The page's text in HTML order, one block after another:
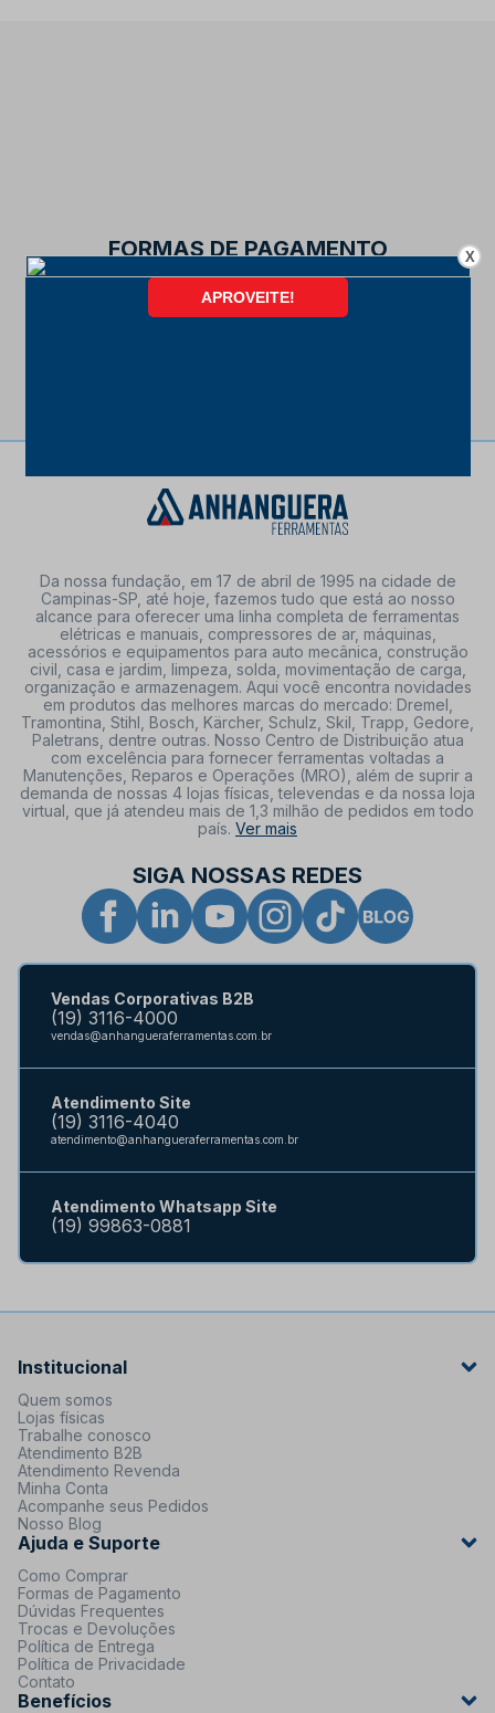
FORMAS DE PAGAMENTO
Da nossa fundação, em 17 de abril de 1995 na cidade de
Campinas-SP, até hoje, fazemos tudo que está ao nosso
alcance para oferecer uma linha completa de ferramentas
elétricas e manuais, compressores de ar, máquinas,
acessórios e equipamentos para auto mecânica, construção
civil, casa e jardim, limpeza, solda, movimentação de carga,
organização e armazenagem. Aqui você encontra novidades
em produtos das melhores marcas do mercado: Dremel,
Tramontina, Stihl, Bosch, Kärcher, Schulz, Skil, Trapp, Gedore,
Paletrans, dentre outras. Nosso Centro de Distribuição atua
com excelência para fornecer ferramentas voltadas a
Manutenções, Reparos e Operações (MRO), além de suprir a
demanda de nossas 4 lojas físicas, televendas e da nossa loja
virtual, que já atendeu mais de 1,3 milhão de pedidos em todo
país. Ver mais
SIGA NOSSAS REDES
Vendas Corporativas B2B
(19) 3116-4000
vendas@anhangueraferramentas.com.br
Atendimento Site
(19) 3116-4040
atendimento@anhangueraferramentas.com.br
Atendimento Whatsapp Site
(19) 99863-0881
Institucional
Quem somos
Lojas físicas
Trabalhe conosco
Atendimento B2B
Atendimento Revenda
Minha Conta
Acompanhe seus Pedidos
Nosso Blog
Ajuda e Suporte
Como Comprar
Formas de Pagamento
Dúvidas Frequentes
Trocas e Devoluções
Política de Entrega
Política de Privacidade
Contato
Benefícios
X